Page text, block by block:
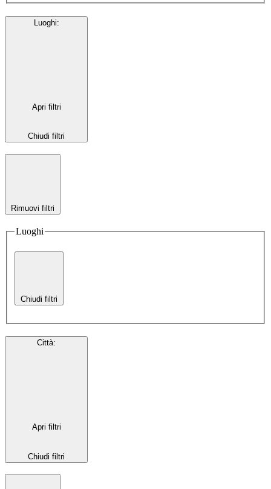
Luoghi:
Apri filtri
Chiudi filtri
Rimuovi filtri
Luoghi
Chiudi filtri
Città:
Apri filtri
Chiudi filtri